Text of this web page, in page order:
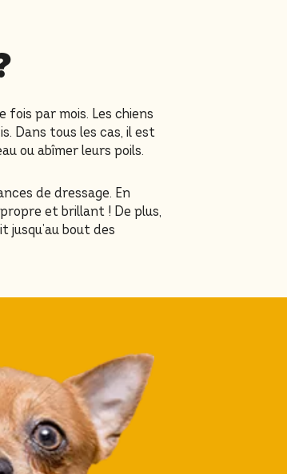
par mois. Les chiens
Dans tous les cas, il est
ou abîmer leurs poils.
de dressage. En
et brillant ! De plus,
jusqu’au bout des